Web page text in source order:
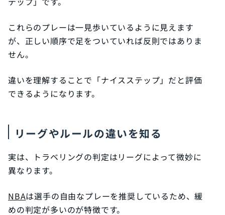
これらのプレーは一見歩いているように見えます
が、正しい順序で足をついていれば反則ではありま
せん。
違いを理解することで「ナイスステップ」だと評価
できるようになります。
リーグやルールの違いを知る
実は、トラベリングの判定はリーグによって微妙に
異なります。
NBAは選手の自由なプレーを推奨しているため、緩
めの判定が多いのが特徴です。